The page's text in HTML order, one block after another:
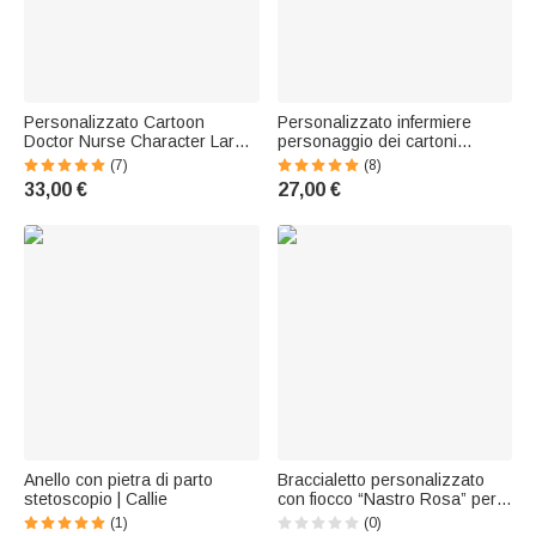
Personalizzato Cartoon
Doctor Nurse Character Large
School Bag con nome e titolo
Nurse Week Appreciation
Birthday Gift for Medical Staff
personale medico)
(7)
33,00 €
Personalizzato infermiere
personaggio dei cartoni
animati Portapassaporto in
pelle PU con nome Viaggio
Regalo di compleanno
medico infermieristico
(8)
27,00 €
Anello con pietra di parto
stetoscopio | Callie
(1)
Braccialetto personalizzato
con fiocco “Nastro Rosa” per
l’allerta medica in caso di
(0)